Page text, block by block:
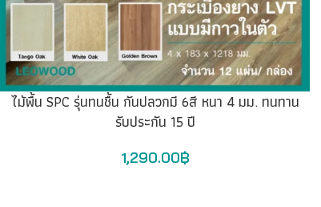
ไม้พื้น SPC รุ่นทนชื้น กันปลวกมี 6สี หนา 4 มม. ทนทาน
รับประกัน 15 ปี
1,290.00฿